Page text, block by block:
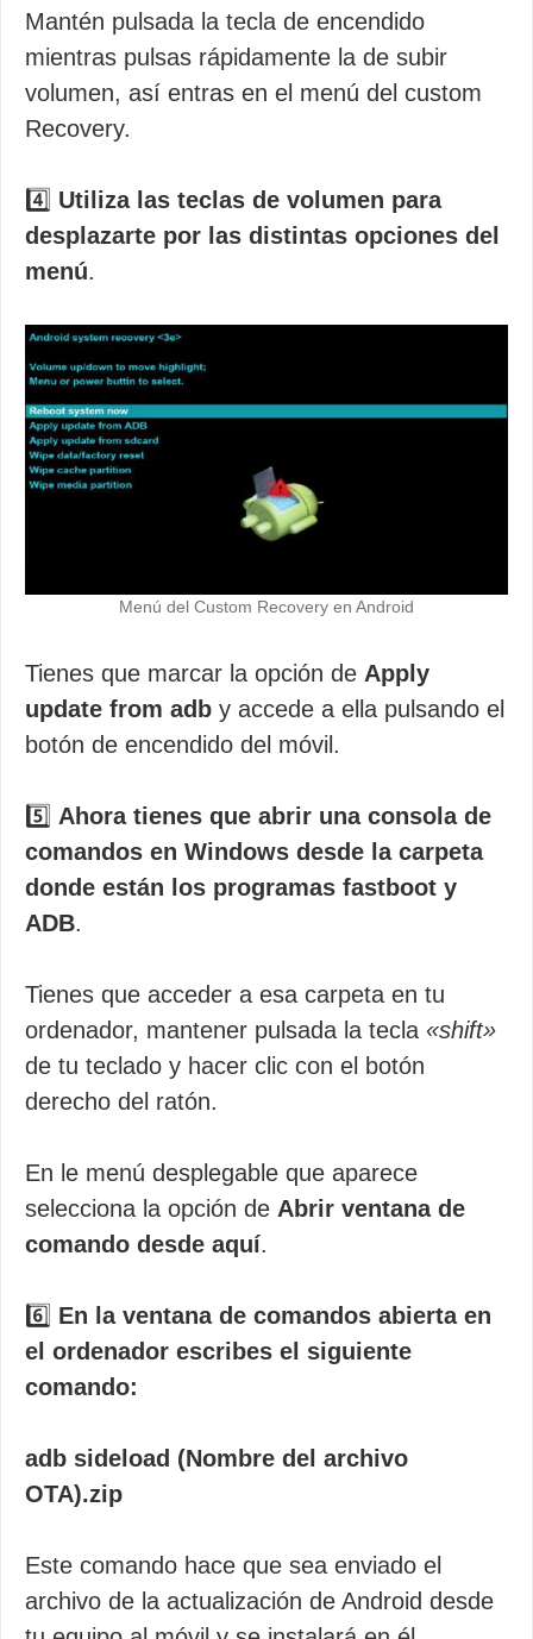
Mantén pulsada la tecla de encendido
mientras pulsas rápidamente la de subir
volumen, así entras en el menú del custom
Recovery.
4️⃣ Utiliza las teclas de volumen para
desplazarte por las distintas opciones del
menú.
Menú del Custom Recovery en Android
Tienes que marcar la opción de Apply
update from adb y accede a ella pulsando el
botón de encendido del móvil.
5️⃣ Ahora tienes que abrir una consola de
comandos en Windows desde la carpeta
donde están los programas fastboot y
ADB.
Tienes que acceder a esa carpeta en tu
ordenador, mantener pulsada la tecla «shift»
de tu teclado y hacer clic con el botón
derecho del ratón.
En le menú desplegable que aparece
selecciona la opción de Abrir ventana de
comando desde aquí.
6️⃣ En la ventana de comandos abierta en
el ordenador escribes el siguiente
comando:
adb sideload (Nombre del archivo
OTA).zip
Este comando hace que sea enviado el
archivo de la actualización de Android desde